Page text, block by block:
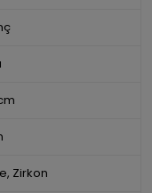
Zirkon